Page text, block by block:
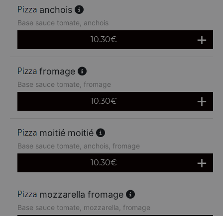
anchois
Base sauce tomate, anchois
10.30€
fromage
Base sauce tomate, fromage
10.30€
moitié moitié
Base sauce tomate, anchois, fromage
10.30€
mozzarella fromage
Base sauce tomate, mozzarella, fromage